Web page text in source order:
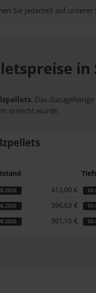
Sie jederzeit auf unserer
. Das
erreicht wurde.
412,00 €
396,63 €
301,15 €